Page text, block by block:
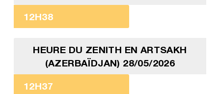
12H38
HEURE DU ZENITH EN ARTSAKH
(AZERBAÏDJAN) 28/05/2026
12H37